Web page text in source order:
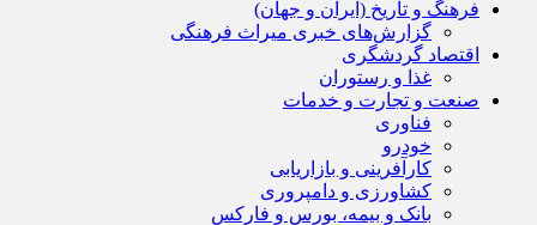
فرهنگ و تاریخ (ایران و جهان)
گزارش‌های خبری میراث فرهنگی
اقتصاد گردشگری
غذا و رستوران
صنعت و تجارت و خدمات
فناوری
خودرو
کارآفرینی و بازاریابی
کشاورزی و دامپروری
بانک و بیمه، بورس و فارکس